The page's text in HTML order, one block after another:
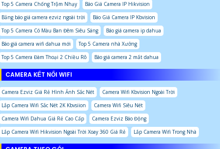
Top 5 Camera Chống Trộm Nhạy
Báo Giá Camera IP Hikvision
Bảng báo giá camera ezviz ngoài trời
Báo Giá Camera IP Kbvision
Top 5 Camera Có Màu Ban Đêm Siêu Sáng
Báo giá camera ip dahua
Báo giá camera wifi dahua mới
Top 5 Camera nhà Xưởng
Top 5 Camera Đàm Thoại 2 Chiều Rõ
Báo giá camera 2 mắt dahua
CAMERA KẾT NỐI WIFI
Camera Ezviz Giá Rẻ Hình Ảnh Sắc Nét
Camera Wifi Kbvision Ngoài Trời
Lắp Camera Wifi Sắc Nét 2K Kbvsiion
Camera Wifi Siêu Nét
Camera Wifi Dahua Giá Rẻ Cao Cấp
Camera Ezviz Báo Động
Lắp Camera Wifi Hikvision Ngoài Trời Xoay 360 Giá Rẻ
Lắp Camera Wifi Trong Nhà